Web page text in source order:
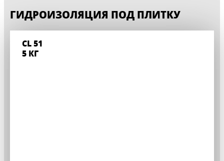
ГИДРОИЗОЛЯЦИЯ ПОД ПЛИТКУ
CL 51
5 КГ